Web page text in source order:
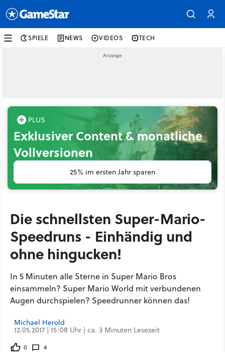
SPIELE NEWS VIDEOS TECH
Exklusiver Content & monatliche
Vollversionen
25% im ersten Jahr sparen
Die schnellsten Super-Mario-
Speedruns - Einhändig und
ohne hingucken!
In 5 Minuten alle Sterne in Super Mario Bros
einsammeln? Super Mario World mit verbundenen
Augen durchspielen? Speedrunner können das!
Michael Herold
12.05.2017 | 15:08 Uhr | ca. 3 Minuten Lesezeit
0 4